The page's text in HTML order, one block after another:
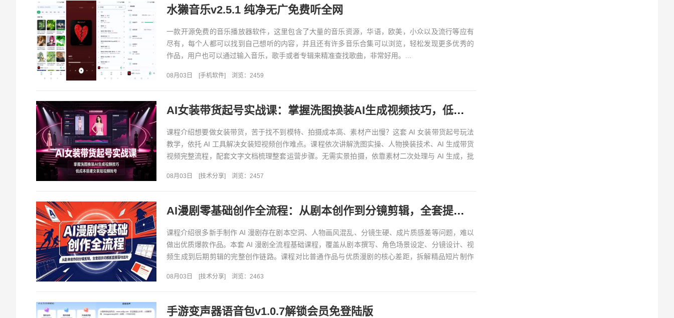
水獭音乐v2.5.1 纯净无广免费听全网
一款开源免费的音乐播放器软件，这里包含了大量的音乐资源，华语，欧美，小众以及流行等应有
尽有，每个人都可以找到自己想听的内容，并且还有许多音乐合集可以浏览，轻松发现更多优秀的
作品，用户也可以通过输入音乐，歌手或者专辑来精准查找歌曲，非常好用。...
08月03日 [手机软件] 浏览：2459
AI女装带货起号实战课：掌握洗图换装AI生成视频技巧，低成本搭建女装短视频账号
课程介绍想要做女装带货，苦于找不到模特、拍摄成本高、素材产出慢？这套 AI 女装带货起号玩法
教学，依托 AI 工具解决女装短视频创作难点。课程依次讲解洗图实操、人物换装技术、AI 生成带货
视频完整流程，配套文字文档梳理整套运营步骤。无需实景拍摄，依靠素材二次处理与 AI 生成，批
08月03日 [技术分享] 浏览：2457
AI漫剧零基础创作全流程：从剧本创作到分镜剪辑，全套提示词模板直接落地出片
课程介绍很多新手制作 AI 漫剧存在剧本空洞、人物画风混乱、分镜生硬、成片质感差等问题，难以
做出优质爆款作品。本套 AI 漫剧全流程基础课程，覆盖从剧本撰写、角色场景设定、分镜设计、视
频生成到后期剪辑的完整创作链路。课程对比普通作品与优质漫剧的核心差距，拆解精品短片制作
08月03日 [技术分享] 浏览：2463
手游变声器语音包v1.0.7解锁会员免登陆版